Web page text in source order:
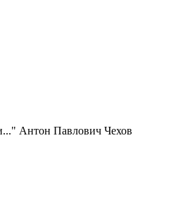
Антон Павлович Чехов